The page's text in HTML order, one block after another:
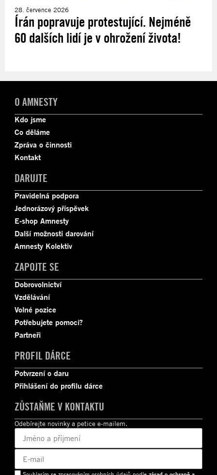
28. července 2026
Írán popravuje protestující. Nejméně
60 dalších lidí je v ohrožení života!
O AMNESTY
Kdo jsme
Co děláme
Zpráva o činnosti
Kontakt
DARUJTE
Pravidelná podpora
Jednorázový příspěvek
E-shop Amnesty
Další možnosti darování
Amnesty Kolektiv
ZAPOJTE SE
Dobrovolnictví
Vzdělávání
Volné pozice
Potřebujete pomoci?
Partneři
PROFIL DÁRCE
Potvrzení o daru
Přihlášení do profilu dárce
ZŮSTAŇME V KONTAKTU
Odebírejte novinky a petice e-mailem.